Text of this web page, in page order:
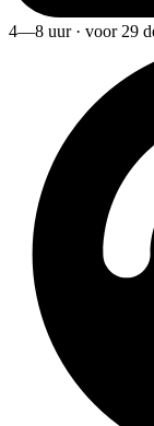
4—8 uur · voor 29